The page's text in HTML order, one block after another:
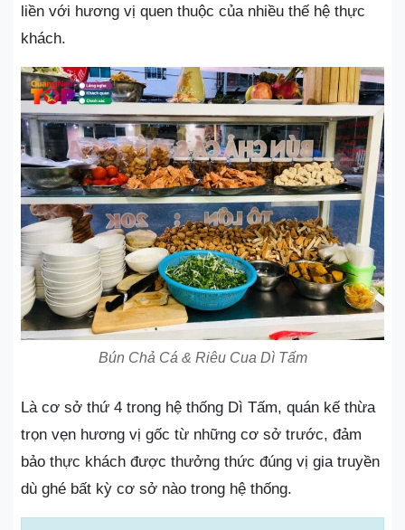
liền với hương vị quen thuộc của nhiều thế hệ thực
khách.
Bún Chả Cá & Riêu Cua Dì Tấm
Là cơ sở thứ 4 trong hệ thống Dì Tấm, quán kế thừa
trọn vẹn hương vị gốc từ những cơ sở trước, đảm
bảo thực khách được thưởng thức đúng vị gia truyền
dù ghé bất kỳ cơ sở nào trong hệ thống.